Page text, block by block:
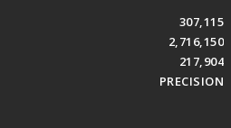
307,115
2,716,150
217,904
PRECISION